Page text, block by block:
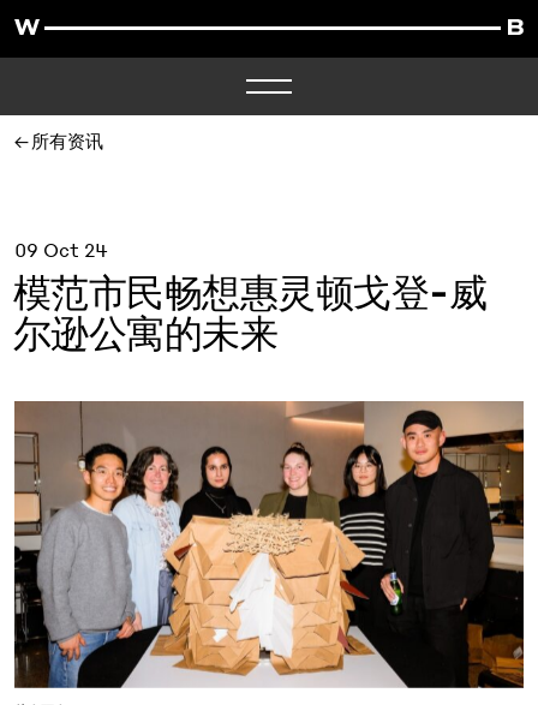
所有资讯
09 Oct 24
模范市民畅想惠灵顿戈登-威
尔逊公寓的未来